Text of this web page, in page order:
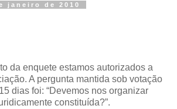
janeiro de 2010
da enquete estamos autorizados a
A pergunta mantida sob votação
dias foi: “Devemos nos organizar
constituída?”.